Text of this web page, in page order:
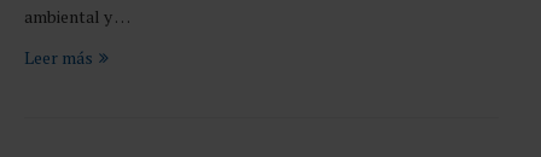
ambiental y …
Leer más